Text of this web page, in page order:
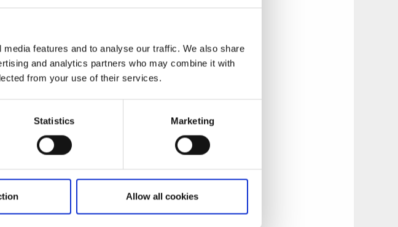
features and to analyse our traffic. We also share
and analytics partners who may combine it with
from your use of their services.
Statistics Marketing
Allow all cookies